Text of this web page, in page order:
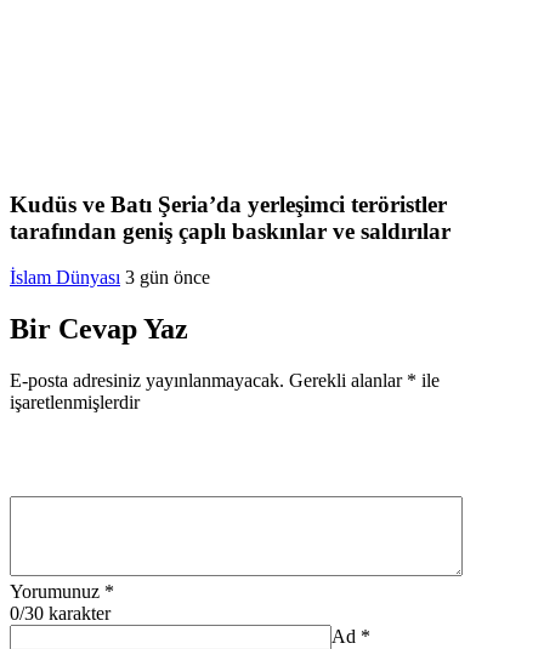
Kudüs ve Batı Şeria’da yerleşimci teröristler
tarafından geniş çaplı baskınlar ve saldırılar
İslam Dünyası 3 gün önce
Bir Cevap Yaz
E-posta adresiniz yayınlanmayacak. Gerekli alanlar * ile
işaretlenmişlerdir
Yorumunuz *
0/30 karakter
Ad *